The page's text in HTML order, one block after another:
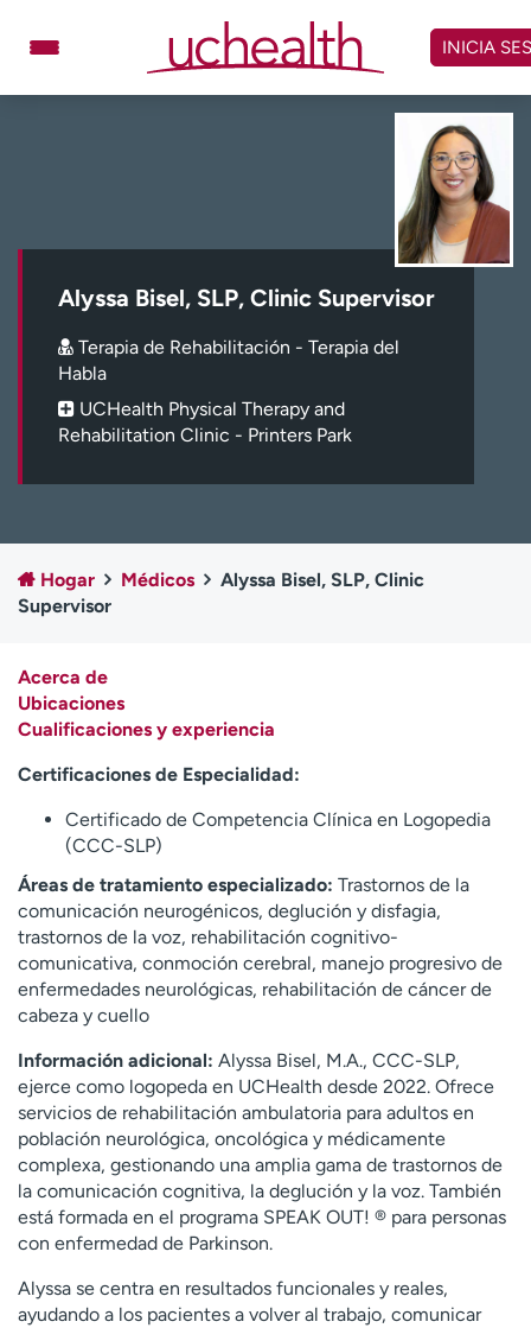
contenido
Facturación y precios
Carreras
Inicie sesión en My Health Connection
Ready. Set. CO.
Ensayos clínicos
Empleados
Profesionales
Atención a medios de
Contáctenos
A
y
m
a
e
n
c
o
n
t
r
a
r
INICIA
Alyssa Bisel, SLP, Clinic Supervisor
Terapia de Rehabilitación - Terapia del
Habla
UCHealth Physical Therapy and
Rehabilitation Clinic - Printers Park
Hogar Médicos
Alyssa Bisel, SLP, Clinic
Supervisor
Acerca de
Ubicaciones
Cualificaciones y experiencia
Certificaciones de Especialidad:
Certificado de Competencia Clínica en Logopedia
(CCC-SLP)
Áreas de tratamiento especializado: Trastornos de la
comunicación neurogénicos, deglución y disfagia,
trastornos de la voz, rehabilitación cognitivo-
comunicativa, conmoción cerebral, manejo progresivo de
enfermedades neurológicas, rehabilitación de cáncer de
cabeza y cuello
Información adicional: Alyssa Bisel, M.A., CCC-SLP,
ejerce como logopeda en UCHealth desde 2022. Ofrece
servicios de rehabilitación ambulatoria para adultos en
población neurológica, oncológica y médicamente
complexa, gestionando una amplia gama de trastornos de
la comunicación cognitiva, la deglución y la voz. También
está formada en el programa SPEAK OUT! ® para personas
con enfermedad de Parkinson.
Alyssa se centra en resultados funcionales y reales,
ayudando a los pacientes a volver al trabajo, comunicar